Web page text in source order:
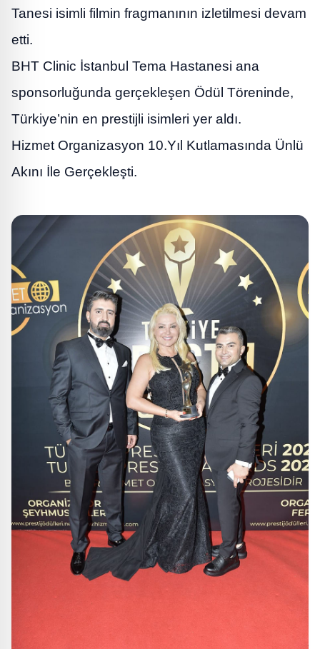
Tanesi isimli filmin fragmanının izletilmesi devam
etti.
BHT Clinic İstanbul Tema Hastanesi ana
sponsorluğunda gerçekleşen Ödül Töreninde,
Türkiye’nin en prestijli isimleri yer aldı.
Hizmet Organizasyon 10.Yıl Kutlamasında Ünlü
Akını İle Gerçekleşti.